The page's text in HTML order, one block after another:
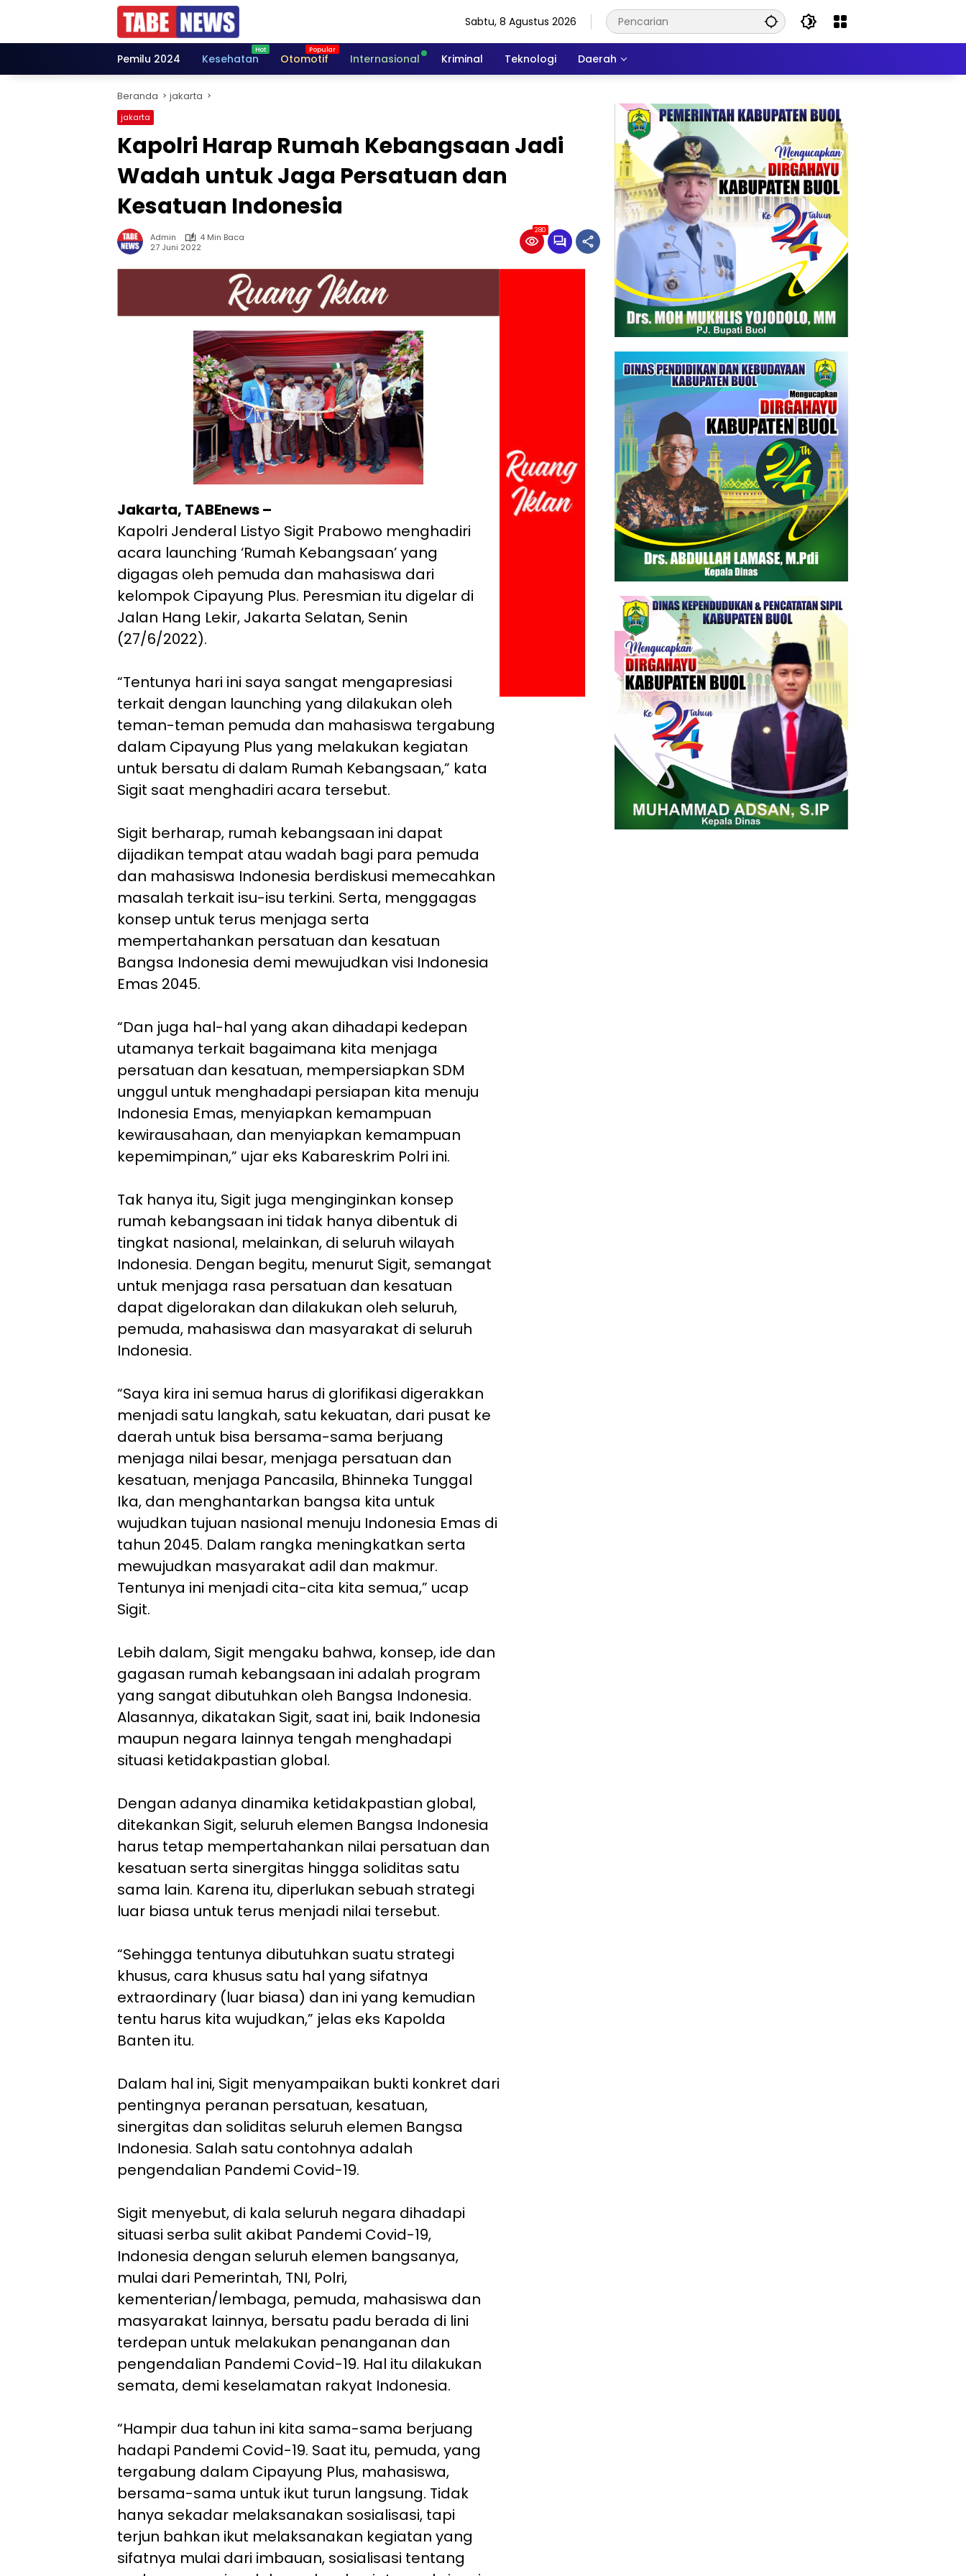
Sabtu, 8 Agustus 2026
Pemilu 2024 Kesehatan Otomotif Internasional Kriminal Teknologi Daerah
Beranda jakarta
jakarta
Kapolri Harap Rumah Kebangsaan Jadi
Wadah untuk Jaga Persatuan dan
Kesatuan Indonesia
Admin
4 Min Baca
27 Juni 2022
280
Jakarta, TABEnews –
Kapolri Jenderal Listyo Sigit Prabowo menghadiri
acara launching ‘Rumah Kebangsaan’ yang
digagas oleh pemuda dan mahasiswa dari
kelompok Cipayung Plus. Peresmian itu digelar di
Jalan Hang Lekir, Jakarta Selatan, Senin
(27/6/2022).
“Tentunya hari ini saya sangat mengapresiasi
terkait dengan launching yang dilakukan oleh
teman-teman pemuda dan mahasiswa tergabung
dalam Cipayung Plus yang melakukan kegiatan
untuk bersatu di dalam Rumah Kebangsaan,” kata
Sigit saat menghadiri acara tersebut.
Sigit berharap, rumah kebangsaan ini dapat
dijadikan tempat atau wadah bagi para pemuda
dan mahasiswa Indonesia berdiskusi memecahkan
masalah terkait isu-isu terkini. Serta, menggagas
konsep untuk terus menjaga serta
mempertahankan persatuan dan kesatuan
Bangsa Indonesia demi mewujudkan visi Indonesia
Emas 2045.
“Dan juga hal-hal yang akan dihadapi kedepan
utamanya terkait bagaimana kita menjaga
persatuan dan kesatuan, mempersiapkan SDM
unggul untuk menghadapi persiapan kita menuju
Indonesia Emas, menyiapkan kemampuan
kewirausahaan, dan menyiapkan kemampuan
kepemimpinan,” ujar eks Kabareskrim Polri ini.
Tak hanya itu, Sigit juga menginginkan konsep
rumah kebangsaan ini tidak hanya dibentuk di
tingkat nasional, melainkan, di seluruh wilayah
Indonesia. Dengan begitu, menurut Sigit, semangat
untuk menjaga rasa persatuan dan kesatuan
dapat digelorakan dan dilakukan oleh seluruh,
pemuda, mahasiswa dan masyarakat di seluruh
Indonesia.
“Saya kira ini semua harus di glorifikasi digerakkan
menjadi satu langkah, satu kekuatan, dari pusat ke
daerah untuk bisa bersama-sama berjuang
menjaga nilai besar, menjaga persatuan dan
kesatuan, menjaga Pancasila, Bhinneka Tunggal
Ika, dan menghantarkan bangsa kita untuk
wujudkan tujuan nasional menuju Indonesia Emas di
tahun 2045. Dalam rangka meningkatkan serta
mewujudkan masyarakat adil dan makmur.
Tentunya ini menjadi cita-cita kita semua,” ucap
Sigit.
Lebih dalam, Sigit mengaku bahwa, konsep, ide dan
gagasan rumah kebangsaan ini adalah program
yang sangat dibutuhkan oleh Bangsa Indonesia.
Alasannya, dikatakan Sigit, saat ini, baik Indonesia
maupun negara lainnya tengah menghadapi
situasi ketidakpastian global.
Dengan adanya dinamika ketidakpastian global,
ditekankan Sigit, seluruh elemen Bangsa Indonesia
harus tetap mempertahankan nilai persatuan dan
kesatuan serta sinergitas hingga soliditas satu
sama lain. Karena itu, diperlukan sebuah strategi
luar biasa untuk terus menjadi nilai tersebut.
“Sehingga tentunya dibutuhkan suatu strategi
khusus, cara khusus satu hal yang sifatnya
extraordinary (luar biasa) dan ini yang kemudian
tentu harus kita wujudkan,” jelas eks Kapolda
Banten itu.
Dalam hal ini, Sigit menyampaikan bukti konkret dari
pentingnya peranan persatuan, kesatuan,
sinergitas dan soliditas seluruh elemen Bangsa
Indonesia. Salah satu contohnya adalah
pengendalian Pandemi Covid-19.
Sigit menyebut, di kala seluruh negara dihadapi
situasi serba sulit akibat Pandemi Covid-19,
Indonesia dengan seluruh elemen bangsanya,
mulai dari Pemerintah, TNI, Polri,
kementerian/lembaga, pemuda, mahasiswa dan
masyarakat lainnya, bersatu padu berada di lini
terdepan untuk melakukan penanganan dan
pengendalian Pandemi Covid-19. Hal itu dilakukan
semata, demi keselamatan rakyat Indonesia.
“Hampir dua tahun ini kita sama-sama berjuang
hadapi Pandemi Covid-19. Saat itu, pemuda, yang
tergabung dalam Cipayung Plus, mahasiswa,
bersama-sama untuk ikut turun langsung. Tidak
hanya sekadar melaksanakan sosialisasi, tapi
terjun bahkan ikut melaksanakan kegiatan yang
sifatnya mulai dari imbauan, sosialisasi tentang